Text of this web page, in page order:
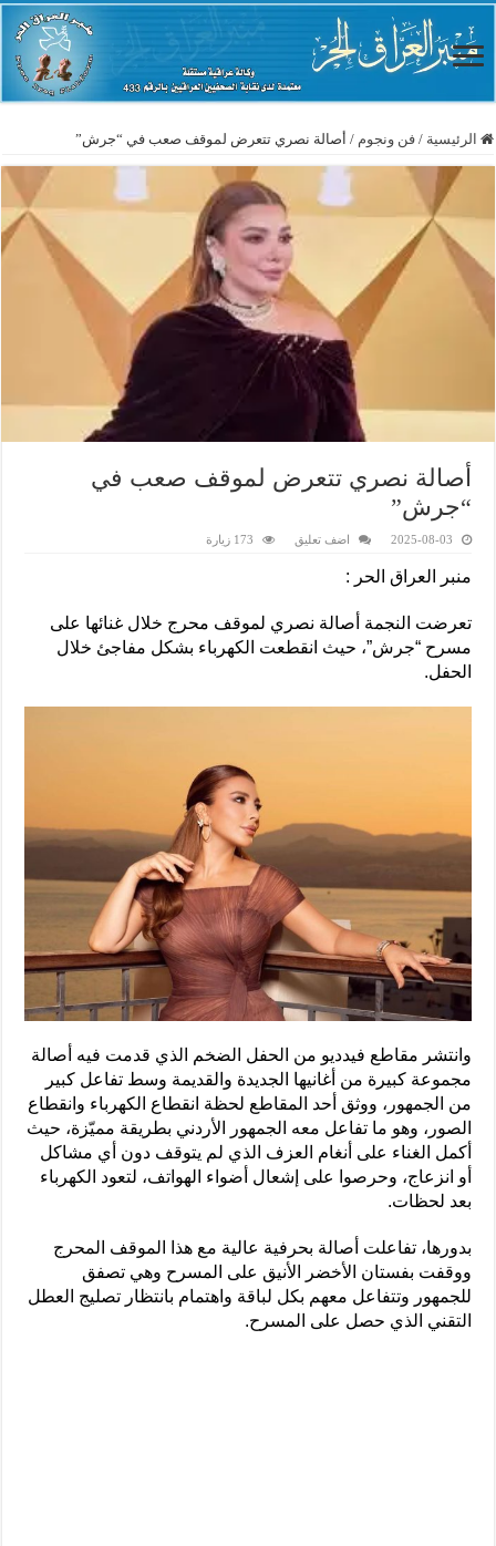
الرئيسية / فن ونجوم / أصالة نصري تتعرض لموقف صعب في “جرش”
أصالة نصري تتعرض لموقف صعب في
“جرش”
2025-08-03 اضف تعليق 173 زيارة
منبر العراق الحر :
تعرضت النجمة أصالة نصري لموقف محرج خلال غنائها على
مسرح “جرش”، حيث انقطعت الكهرباء بشكل مفاجئ خلال
الحفل.
وانتشر مقاطع فيدديو من الحفل الضخم الذي قدمت فيه أصالة
مجموعة كبيرة من أغانيها الجديدة والقديمة وسط تفاعل كبير
من الجمهور، ووثق أحد المقاطع لحظة انقطاع الكهرباء وانقطاع
الصور، وهو ما تفاعل معه الجمهور الأردني بطريقة مميّزة، حيث
أكمل الغناء على أنغام العزف الذي لم يتوقف دون أي مشاكل
أو انزعاج، وحرصوا على إشعال أضواء الهواتف، لتعود الكهرباء
بعد لحظات.
بدورها، تفاعلت أصالة بحرفية عالية مع هذا الموقف المحرج
ووقفت بفستان الأخضر الأنيق على المسرح وهي تصفق
للجمهور وتتفاعل معهم بكل لباقة واهتمام بانتظار تصليج العطل
التقني الذي حصل على المسرح.